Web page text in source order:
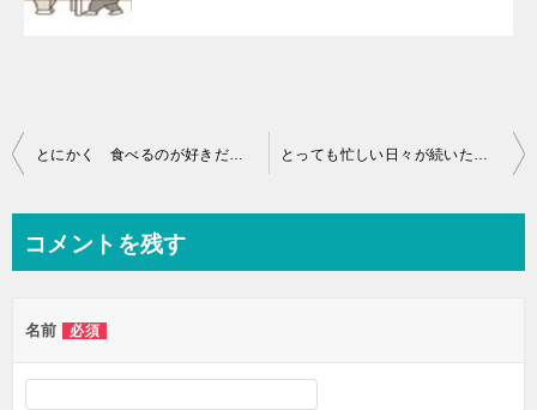
投
ビ
ー
シ
とにかく 食べるのが好きだったのです♪ とっても忙しい日々が続いたんです・・・
コメントを残す
名前 必須